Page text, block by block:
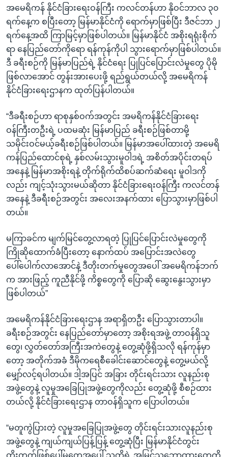
အမေရိကန် နိုင်ငံခြားရေးဝန်ကြီး ကလင်တန်ဟာ နိုဝင်ဘာလ ၃၀
ရက်နေ့က စပြီးတော့ မြန်မာနိုင်ငံကို ရောက်မှာဖြစ်ပြီး ဒီဇင်ဘာ ၂
ရက်နေ့အထိ ကြာမြင့်မှာဖြစ်ပါတယ်။ မြန်မာနိုင်ငံ အစိုးရရုံးစိုက်
ရာ နေပြည်တော်ကိုရော ရန်ကုန်ကိုပါ သွားရောက်မှာဖြစ်ပါတယ်။
ဒီ ခရီးစဉ်ကို မြန်မာပြည်ရဲ့ နိုင်ငံရေး ပြုပြင်ပြောင်းလဲမှုတွေ ပိုမို
ဖြစ်လာအောင် တွန်းအားပေးဖို့ ရည်ရွယ်တယ်လို့ အမေရိကန်
နိုင်ငံခြားရေးဌာနက ထုတ်ပြန်ပါတယ်။
“ဒီခရီးစဉ်ဟာ ရာစုနှစ်ဝက်အတွင်း အမရိကန်နိုင်ငံခြားရေး
ဝန်ကြီးတဦးရဲ့ ပထမဆုံး မြန်မာပြည် ခရီးစဉ်ဖြစ်တာမို့
သမိုင်းဝင်မယ့်ခရီးစဉ်ဖြစ်ပါတယ်။ မြန်မာအပေါ်ထားတဲ့ အမေရိ
ကန်ပြည်ထောင်စုရဲ့ နှစ်လမ်းသွားမူဝါဒရဲ့ အစိတ်အပိုင်းတရပ်
အနေနဲ့ မြန်မာအစိုးရနဲ့ တိုက်ရိုက်ထိစပ်ဆက်ဆံရေး မူဝါဒကို
လည်း ကျင့်သုံးသွားမယ်ဆိုတာ နိုင်ငံခြားရေးဝန်ကြီး ကလင်တန်
အနေနဲ့ ဒီခရီးစဉ်အတွင်း အလေးအနက်ထား ပြောသွားမှာဖြစ်ပါ
တယ်။
မကြာခင်က မျက်မြင်တွေ့လာရတဲ့ ပြုပြင်ပြောင်းလဲမှုတွေကို
ကြိုဆိုထောက်ခံပြီးတော့ နောက်ထပ် အပြောင်းအလဲတွေ
ပေါ်ပေါက်လာအောင်နဲ့ ဒီတိုးတက်မှုတွေအပေါ် အမေရိကန်ဘက်
က အားဖြည့် ကူညီနိုင်ဖို့ ကိစ္စတွေကို ပြောဆို ဆွေးနွေးသွားမှာ
ဖြစ်ပါတယ်”
အမေရိကန်နိုင်ငံခြားရေးဌာန အရာရှိတဦး ပြောသွားတာပါ။
ခရီးစဉ်အတွင်း နေပြည်တော်မှာတော့ အစိုးရအဖွဲ့ တာဝန်ရှိသူ
တွေ၊ လွှတ်တော်အကြီးအကဲတွေနဲ့ တွေ့ဆုံဖို့ရှိသလို ရန်ကုန်မှာ
တော့ အတိုက်အခံ ဒီမိုကရေစီခေါင်းဆောင်တွေနဲ့ တွေ့မယ်လို့
မျှော်လင့်ရပါတယ်။ ဒါ့အပြင် အခြား တိုင်းရင်းသား လူနည်းစု
အဖွဲ့တွေနဲ့ လူမှုအခြေပြုအဖွဲ့တွေကိုလည်း တွေ့ဆုံဖို့ စီစဉ်ထား
တယ်လို့ နိုင်ငံခြားရေးဌာန တာဝန်ရှိသူက ပြောပါတယ်။
“မတူကွဲပြားတဲ့ လူမှုအခြေပြုအဖွဲ့တွေ တိုင်းရင်းသားလူနည်းစု
အဖွဲ့တွေနဲ့ ကျယ်ကျယ်ပြန့်ပြန့် တွေ့ဆုံပြီး မြန်မာနိုင်ငံတွင်း
တိုးတက်ဖြစ်ပေါ်မှုတွေအပေါ် သူတို့ရဲ့ အမြင်သဘောထားတွေကို